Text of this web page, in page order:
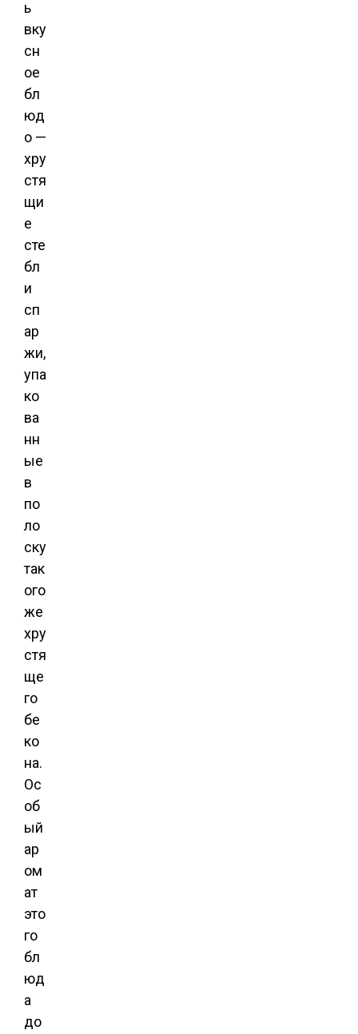
ь
вку
сн
ое
бл
юд
о —
хру
стя
щи
е
сте
бл
и
сп
ар
жи,
упа
ко
ва
нн
ые
в
по
ло
ску
так
ого
же
хру
стя
ще
го
бе
ко
на.
Ос
об
ый
ар
ом
ат
это
го
бл
юд
а
до